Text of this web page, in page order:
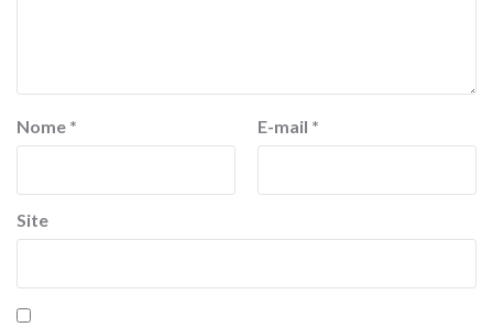
Nome * E-mail *
Site